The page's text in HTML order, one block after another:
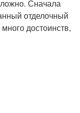
Сначала
отделочный
достоинств,